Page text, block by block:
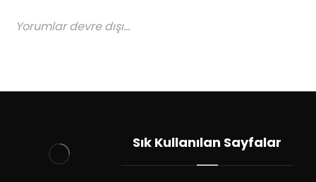
Yorumlar devre dışı...
Sık Kullanılan Sayfalar